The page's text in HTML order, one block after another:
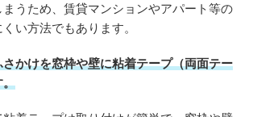
うため、賃貸マンションやアパート等の
い方法でもあります。
さかけを窓枠や壁に粘着テープ（両面テー
。